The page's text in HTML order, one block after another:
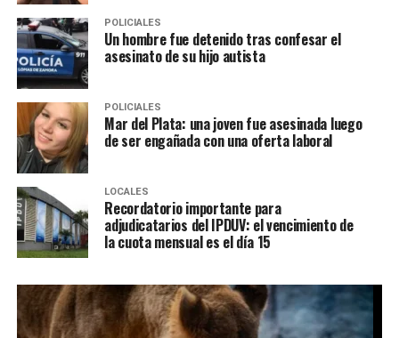
POLICIALES
Un hombre fue detenido tras confesar el
asesinato de su hijo autista
POLICIALES
Mar del Plata: una joven fue asesinada luego
de ser engañada con una oferta laboral
LOCALES
Recordatorio importante para
adjudicatarios del IPDUV: el vencimiento de
la cuota mensual es el día 15